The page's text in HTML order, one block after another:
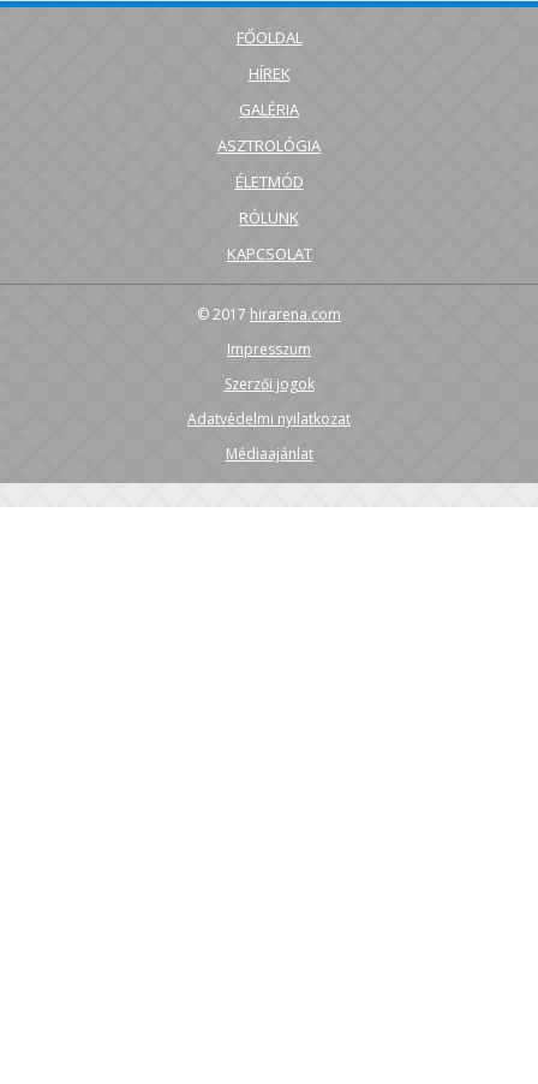
FŐOLDAL
HÍREK
GALÉRIA
ASZTROLÓGIA
ÉLETMÓD
RÓLUNK
KAPCSOLAT
© 2017 hirarena.com
Impresszum
Szerzői jogok
Adatvédelmi nyilatkozat
Médiaajánlat